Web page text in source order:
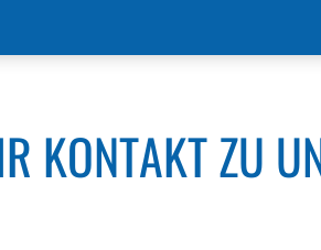
KONTAKT ZU